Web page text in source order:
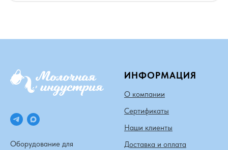
Оборудование для
ИНФОРМАЦИЯ
О компании
Сертификаты
Наши клиенты
Доставка и оплата